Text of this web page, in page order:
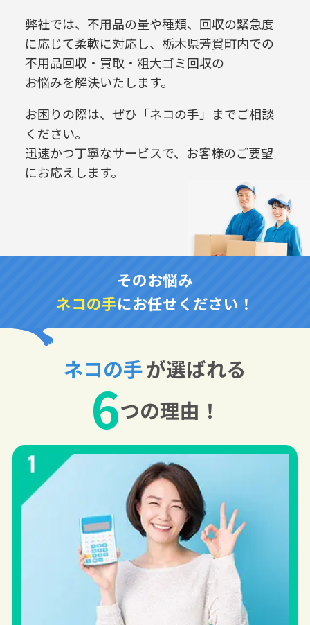
弊社では、不用品の量や種類、回収の緊急度
に応じて柔軟に対応し、 栃木県芳賀町内での
不用品回収・買取・粗大ゴミ回収の
お悩みを解決いたします。
お困りの際は、ぜひ「ネコの手」までご相談
ください。
迅速かつ丁寧なサービスで、お客様のご要望
にお応えします。
そのお悩み
ネコの手にお任せください！
ネコの手が選ばれる
6つの理由！